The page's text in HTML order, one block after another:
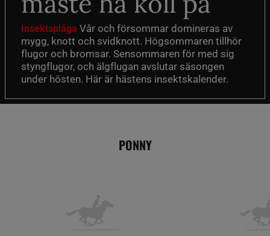
Insektsplåga Vår och försommar domineras av
mygg, knott och svidknott. Högsommaren tillhör
flugor och bromsar. Sensommaren för med sig
styngflugor, och älgflugan avslutar säsongen
under hösten. Här är hästens insektskalender.
PONNY